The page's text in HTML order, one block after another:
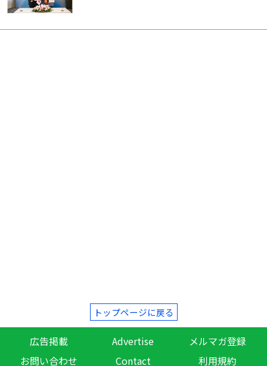
トップページに戻る
広告掲載 Advertise
メルマガ登録
お問い合わせ
Contact 利用規約